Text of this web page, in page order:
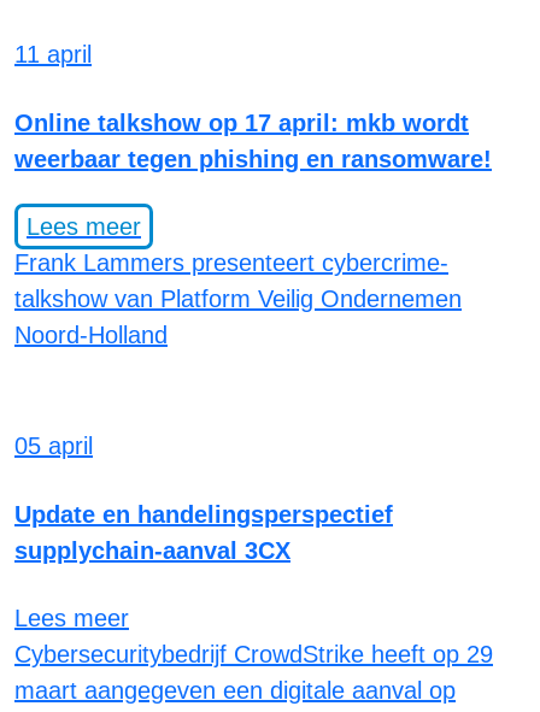
11 april
Online talkshow op 17 april: mkb wordt
weerbaar tegen phishing en ransomware!
Lees meer
Frank Lammers presenteert cybercrime-
talkshow van Platform Veilig Ondernemen
Noord-Holland
05 april
Update en handelingsperspectief
supplychain-aanval 3CX
Lees meer
Cybersecuritybedrijf CrowdStrike heeft op 29
maart aangegeven een digitale aanval op